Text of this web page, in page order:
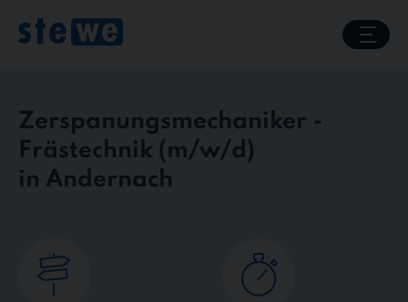
content
Zerspanungsmechaniker -
Frästechnik
in Andernach